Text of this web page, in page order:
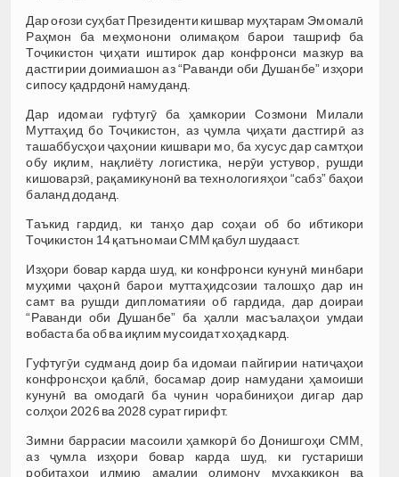
Дар оғози суҳбат Президенти кишвар муҳтарам Эмомалӣ
Раҳмон ба меҳмонони олимақом барои ташриф ба
Тоҷикистон ҷиҳати иштирок дар конфронси мазкур ва
дастгирии доимиашон аз “Раванди оби Душанбе” изҳори
сипосу қадрдонӣ намуданд.
Дар идомаи гуфтугӯ ба ҳамкории Созмони Милали
Муттаҳид бо Тоҷикистон, аз ҷумла ҷиҳати дастгирӣ аз
ташаббусҳои ҷаҳонии кишвари мо, ба хусус дар самтҳои
обу иқлим, нақлиёту логистика, нерӯи устувор, рушди
кишоварзӣ, рақамикунонӣ ва технологияҳои “сабз” баҳои
баланд доданд.
Таъкид гардид, ки танҳо дар соҳаи об бо ибтикори
Тоҷикистон 14 қатъномаи СММ қабул шудааст.
Изҳори бовар карда шуд, ки конфронси кунунӣ минбари
муҳими ҷаҳонӣ барои муттаҳидсозии талошҳо дар ин
самт ва рушди дипломатияи об гардида, дар доираи
“Раванди оби Душанбе” ба ҳалли масъалаҳои умдаи
вобаста ба об ва иқлим мусоидат хоҳад кард.
Гуфтугӯи судманд доир ба идомаи пайгирии натиҷаҳои
конфронсҳои қаблӣ, босамар доир намудани ҳамоиши
кунунӣ ва омодагӣ ба чунин чорабиниҳои дигар дар
солҳои 2026 ва 2028 сурат гирифт.
Зимни баррасии масоили ҳамкорӣ бо Донишгоҳи СММ,
аз ҷумла изҳори бовар карда шуд, ки густариши
робитаҳои илмию амалии олимону муҳаққиқон ва